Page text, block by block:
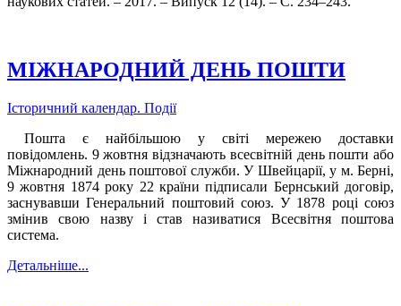
МІЖНАРОДНИЙ ДЕНЬ ПОШТИ
Історичний календар. Події
Пошта є найбільшою у світі мережею доставки
повідомлень. 9 жовтня відзначають всесвітній день пошти або
Міжнародний день поштової служби. У Швейцарії, у м. Берні,
9 жовтня 1874 року 22 країни підписали Бернський договір,
заснувавши Генеральний поштовий союз. У 1878 році союз
змінив свою назву і став називатися Всесвітня поштова
система.
Детальніше...